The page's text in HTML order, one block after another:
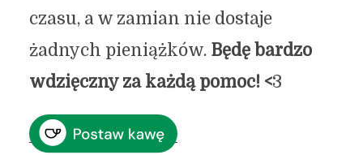
czasu, a w zamian nie dostaje
żadnych pieniążków. Będę bardzo
wdzięczny za każdą pomoc! <3